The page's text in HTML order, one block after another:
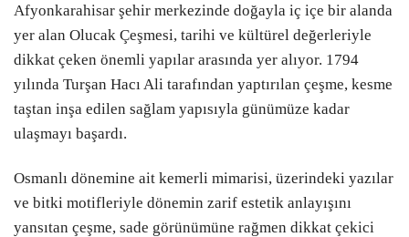
Afyonkarahisar şehir merkezinde doğayla iç içe bir alanda
yer alan Olucak Çeşmesi, tarihi ve kültürel değerleriyle
dikkat çeken önemli yapılar arasında yer alıyor. 1794
yılında Turşan Hacı Ali tarafından yaptırılan çeşme, kesme
taştan inşa edilen sağlam yapısıyla günümüze kadar
ulaşmayı başardı.
Osmanlı dönemine ait kemerli mimarisi, üzerindeki yazılar
ve bitki motifleriyle dönemin zarif estetik anlayışını
yansıtan çeşme, sade görünümüne rağmen dikkat çekici